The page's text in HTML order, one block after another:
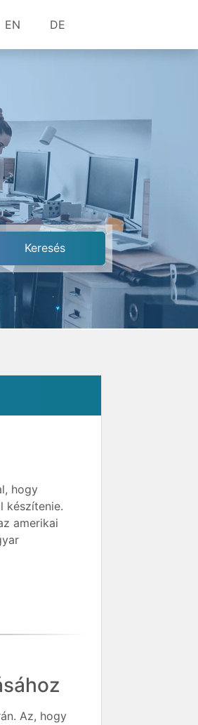
EN DE
hogy
készítenie.
amerikai
Az, hogy